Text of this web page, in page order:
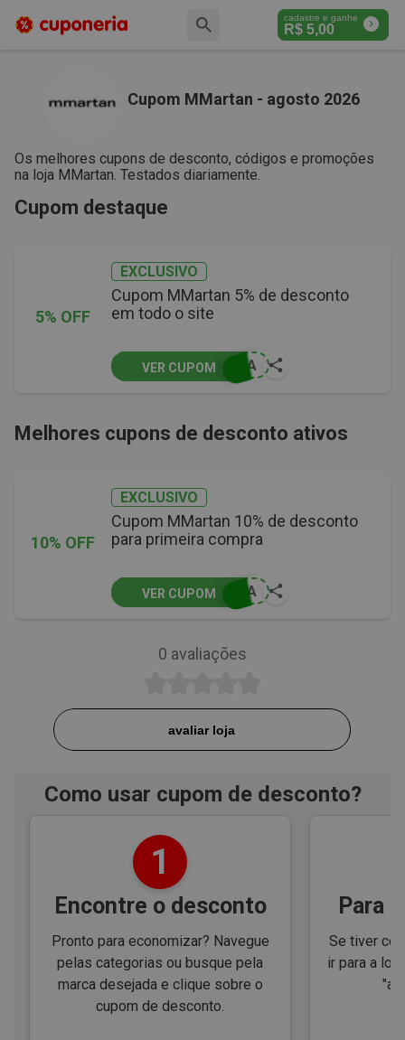
cadastre e ganhe
R$ 5,00
Cupom MMartan - agosto 2026
Os melhores cupons de desconto, códigos e promoções
na loja MMartan. Testados diariamente.
Cupom destaque
5% OFF
EXCLUSIVO
Cupom MMartan 5% de desconto
em todo o site
RIA
VER CUPOM
Melhores cupons de desconto ativos
10% OFF
EXCLUSIVO
Cupom MMartan 10% de desconto
para primeira compra
RIA
VER CUPOM
0 avaliações
avaliar loja
Como usar cupom de desconto?
1
Encontre o desconto
Pronto para economizar? Navegue
pelas categorias ou busque pela
marca desejada e clique sobre o
cupom de desconto.
Para
Se tiver
ir para a